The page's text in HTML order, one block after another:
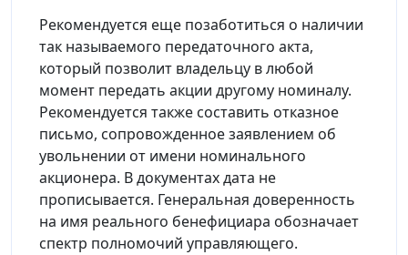
Рекомендуется еще позаботиться о наличии
так называемого передаточного акта,
который позволит владельцу в любой
момент передать акции другому номиналу.
Рекомендуется также составить отказное
письмо, сопровожденное заявлением об
увольнении от имени номинального
акционера. В документах дата не
прописывается. Генеральная доверенность
на имя реального бенефициара обозначает
спектр полномочий управляющего.